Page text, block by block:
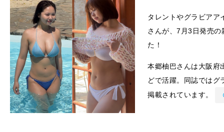
タレントやグラビアア
さんが、7月3日発売
た！
本郷柚巴さんは大阪府
どで活躍。同誌ではグ
掲載されています。